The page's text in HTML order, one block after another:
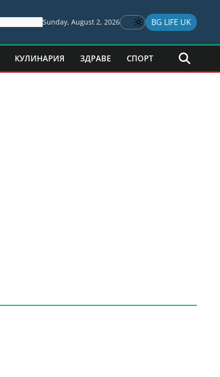
Sunday, August 2, 2026 BG LIFE UK
КУЛИНАРИЯ ЗДРАВЕ СПОРТ